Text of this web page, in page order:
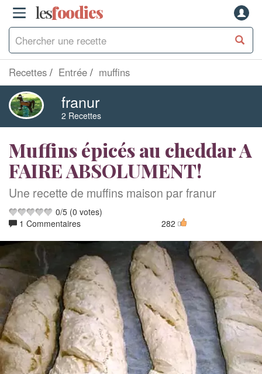
lesfoodies
Recettes Entrée muffins
franur
2 Recettes
Muffins épicés au cheddar A
FAIRE ABSOLUMENT!
Une recette de muffins maison par franur
0/5 (0 votes)
1 Commentaires
282